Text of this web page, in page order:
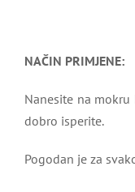
NAČIN PRIMJENE:
Nanesite na
dobro isperite.
Pogodan je za